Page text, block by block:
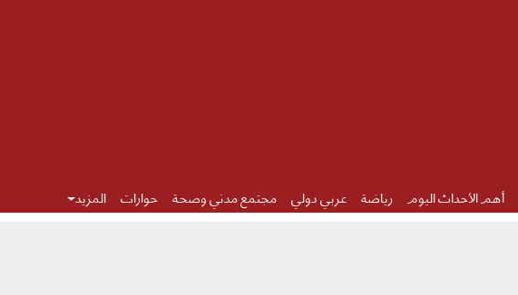
أهم الأحداث اليوم رياضة عربي دولي مجتمع مدني وصحة حوارات المزيد